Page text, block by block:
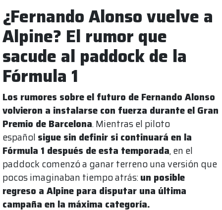
¿Fernando Alonso vuelve a
Alpine? El rumor que
sacude al paddock de la
Fórmula 1
Los rumores sobre el futuro de Fernando Alonso
volvieron a instalarse con fuerza durante el Gran
Premio de Barcelona. Mientras el piloto
español sigue sin definir si continuará en la
Fórmula 1 después de esta temporada, en el
paddock comenzó a ganar terreno una versión que
pocos imaginaban tiempo atrás:un posible
regreso a Alpine para disputar una última
campaña en la máxima categoría.